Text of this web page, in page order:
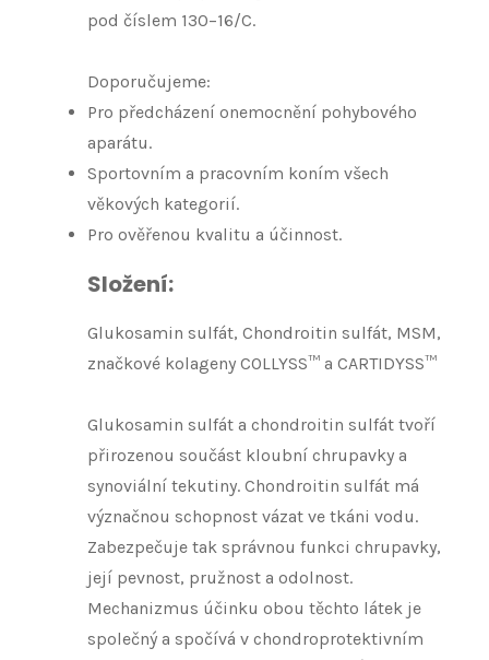
pod číslem 130–16/C.
Doporučujeme:
Pro předcházení onemocnění pohybového
aparátu.
Sportovním a pracovním koním všech
věkových kategorií.
Pro ověřenou kvalitu a účinnost.
Složení:
Glukosamin sulfát, Chondroitin sulfát, MSM,
značkové kolageny COLLYSS™ a CARTIDYSS™
Glukosamin sulfát a chondroitin sulfát tvoří
přirozenou součást kloubní chrupavky a
synoviální tekutiny. Chondroitin sulfát má
význačnou schopnost vázat ve tkáni vodu.
Zabezpečuje tak správnou funkci chrupavky,
její pevnost, pružnost a odolnost.
Mechanizmus účinku obou těchto látek je
společný a spočívá v chondroprotektivním